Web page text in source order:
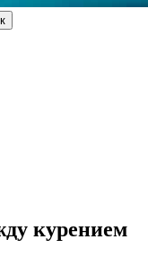
курением